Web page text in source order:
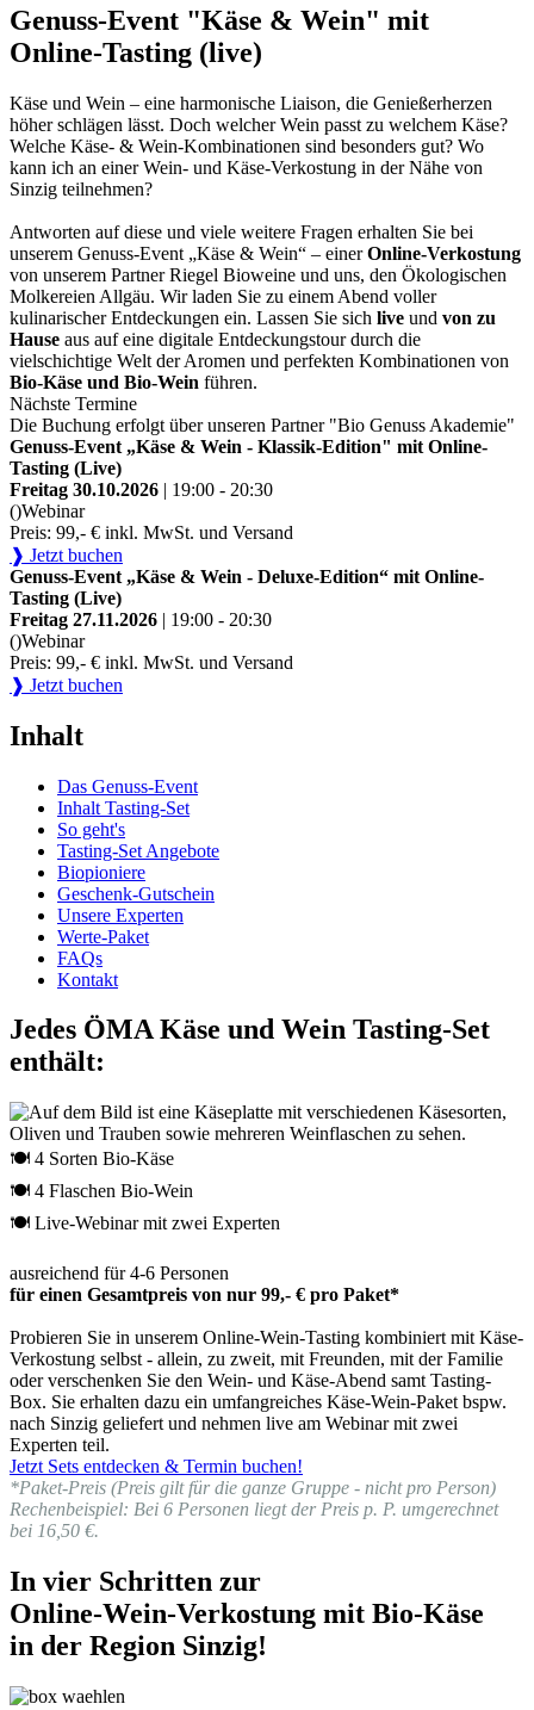
Genuss-Event "Käse & Wein" mit
Online-Tasting (live)
Käse und Wein – eine harmonische Liaison, die Genießerherzen
höher schlägen lässt. Doch welcher Wein passt zu welchem Käse?
Welche Käse- & Wein-Kombinationen sind besonders gut? Wo
kann ich an einer Wein- und Käse-Verkostung in der Nähe von
Sinzig teilnehmen?
Antworten auf diese und viele weitere Fragen erhalten Sie bei
unserem Genuss-Event „Käse & Wein“ – einerOnline-Verkostung
von unserem Partner Riegel Bioweine und uns, den Ökologischen
Molkereien Allgäu. Wir laden Sie zu einem Abend voller
kulinarischer Entdeckungen ein. Lassen Sie sich live und von zu
Hause aus auf eine digitale Entdeckungstour durch die
vielschichtige Welt der Aromen und perfekten Kombinationen von
Bio-Käse und Bio-Wein führen.
Nächste Termine
Die Buchung erfolgt über unseren Partner "Bio Genuss Akademie"
Genuss-Event „Käse & Wein - Klassik-Edition" mit Online-
Tasting (Live)
Freitag 30.10.2026 | 19:00 - 20:30
()Webinar
Preis: 99,- € inkl. MwSt. und Versand
❱ Jetzt buchen
Genuss-Event „Käse & Wein - Deluxe-Edition“ mit Online-
Tasting (Live)
Freitag 27.11.2026 | 19:00 - 20:30
()Webinar
Preis: 99,- € inkl. MwSt. und Versand
❱ Jetzt buchen
Inhalt
Das Genuss-Event
Inhalt Tasting-Set
So geht's
Tasting-Set Angebote
Biopioniere
Geschenk-Gutschein
Unsere Experten
Werte-Paket
FAQs
Kontakt
Jedes ÖMA Käse und Wein Tasting-Set
enthält:
🍽 4 Sorten Bio-Käse
🍽 4 Flaschen Bio-Wein
🍽 Live-Webinar mit zwei Experten
ausreichend für 4-6 Personen
für einen Gesamtpreis von nur 99,- € pro Paket*
Probieren Sie in unserem Online-Wein-Tasting kombiniert mit Käse-
Verkostung selbst - allein, zu zweit, mit Freunden, mit der Familie
oder verschenken Sie den Wein- und Käse-Abend samt Tasting-
Box. Sie erhalten dazu ein umfangreiches Käse-Wein-Paket bspw.
nach Sinzig geliefert und nehmen live am Webinar mit zwei
Experten teil.
Jetzt Sets entdecken & Termin buchen!
*Paket-Preis (Preis gilt für die ganze Gruppe - nicht pro Person)
Rechenbeispiel: Bei 6 Personen liegt der Preis p. P. umgerechnet
bei 16,50 €.
In vier Schritten zur
Online-Wein-Verkostung mit Bio-Käse
in der Region Sinzig!